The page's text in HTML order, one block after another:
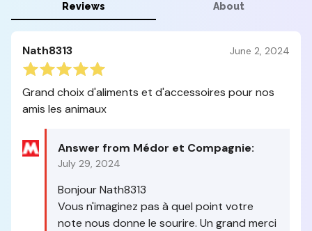
Reviews About
Nath8313 June 2, 2024
Grand choix d'aliments et d'accessoires pour nos
amis les animaux
Answer from Médor et Compagnie:
July 29, 2024
Bonjour Nath8313
Vous n'imaginez pas à quel point votre
note nous donne le sourire. Un grand merci